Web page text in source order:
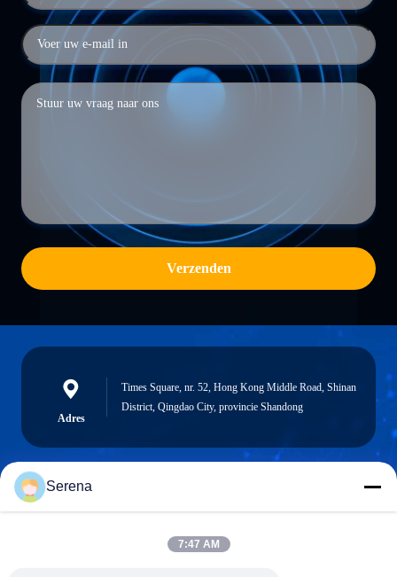
Verzenden
Adres
Times Square, nr. 52, Hong Kong Middle Road, Shinan
District, Qingdao City, provincie Shandong
robert@ailitecover.com
Serena
7:47 AM